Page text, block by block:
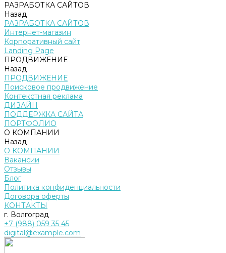
РАЗРАБОТКА САЙТОВ
Назад
РАЗРАБОТКА САЙТОВ
Интернет-магазин
Корпоративный сайт
Landing Page
ПРОДВИЖЕНИЕ
Назад
ПРОДВИЖЕНИЕ
Поисковое продвижение
Контекстная реклама
ДИЗАЙН
ПОДДЕРЖКА САЙТА
ПОРТФОЛИО
О КОМПАНИИ
Назад
О КОМПАНИИ
Вакансии
Отзывы
Блог
Политика конфиденциальности
Договора оферты
КОНТАКТЫ
г. Волгоград
+7 (988) 059 35 45
digital@example.com